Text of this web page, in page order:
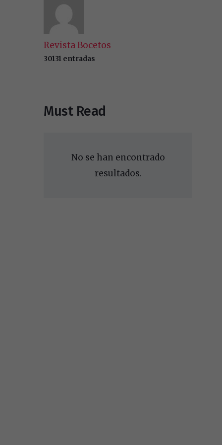
Revista Bocetos
30131 entradas
Must Read
No se han encontrado
resultados.